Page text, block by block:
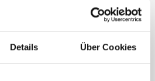
Details Über Cookies
Dortmund|Erfurt|Essen|Fürth|
|Ingolstadt Kassel|Lübeck|